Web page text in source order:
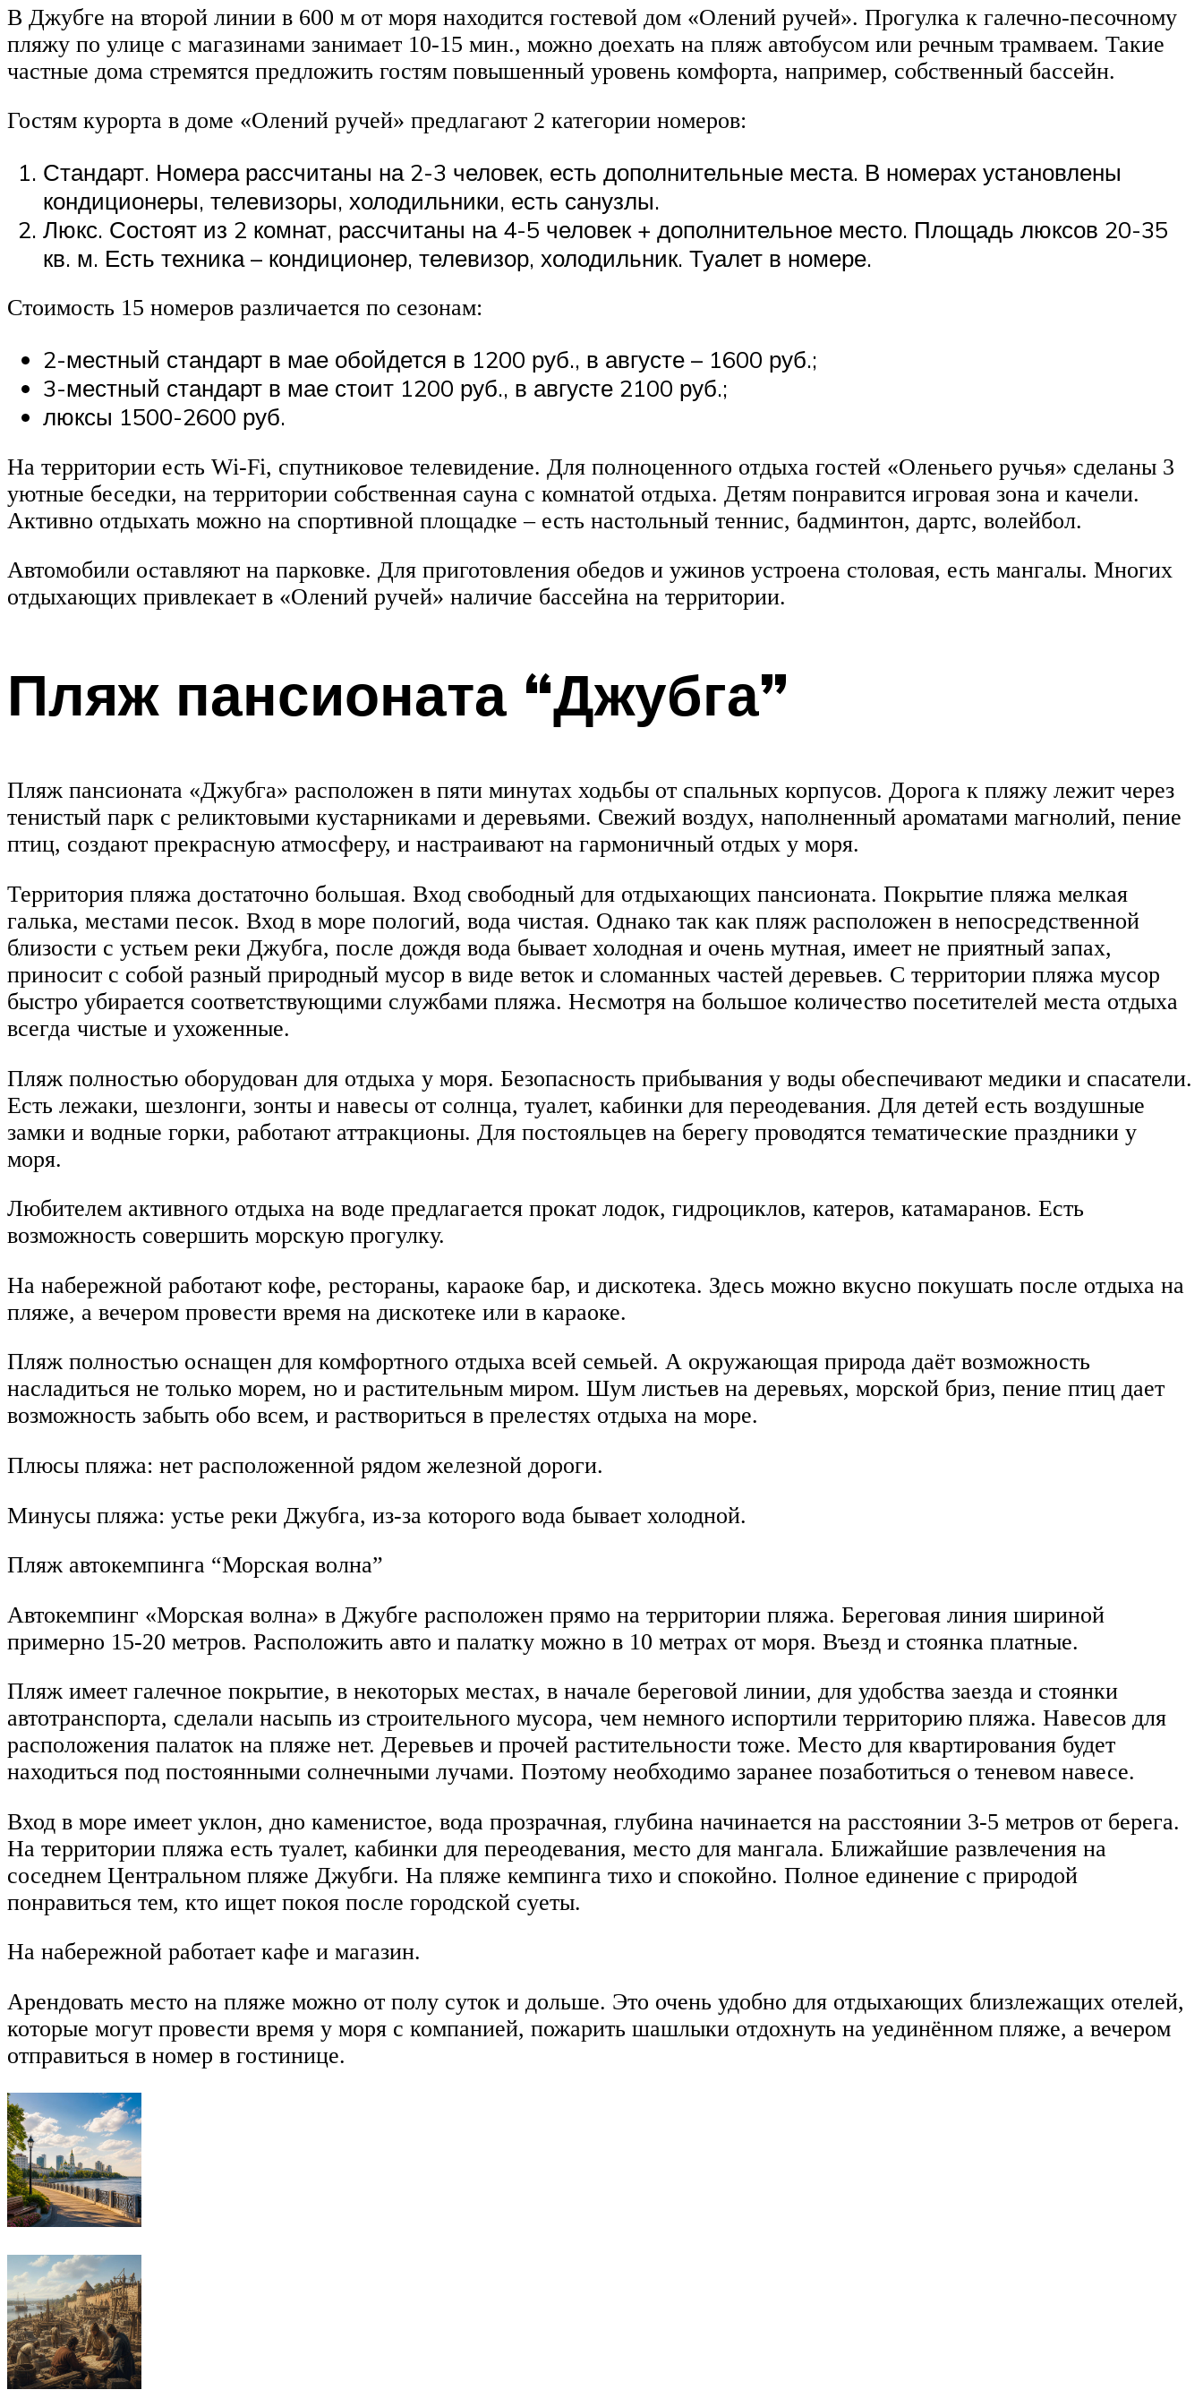
В Джубге на второй линии в 600 м от моря находится гостевой дом «Олений ручей». Прогулка к галечно-песочному
пляжу по улице с магазинами занимает 10-15 мин., можно доехать на пляж автобусом или речным трамваем. Такие
частные дома стремятся предложить гостям повышенный уровень комфорта, например, собственный бассейн.
Гостям курорта в доме «Олений ручей» предлагают 2 категории номеров:
Стандарт. Номера рассчитаны на 2-3 человек, есть дополнительные места. В номерах установлены
кондиционеры, телевизоры, холодильники, есть санузлы.
Люкс. Состоят из 2 комнат, рассчитаны на 4-5 человек + дополнительное место. Площадь люксов 20-35
кв. м. Есть техника – кондиционер, телевизор, холодильник. Туалет в номере.
Стоимость 15 номеров различается по сезонам:
2-местный стандарт в мае обойдется в 1200 руб., в августе – 1600 руб.;
3-местный стандарт в мае стоит 1200 руб., в августе 2100 руб.;
люксы 1500-2600 руб.
На территории есть Wi-Fi, спутниковое телевидение. Для полноценного отдыха гостей «Оленьего ручья» сделаны 3
уютные беседки, на территории собственная сауна с комнатой отдыха. Детям понравится игровая зона и качели.
Активно отдыхать можно на спортивной площадке – есть настольный теннис, бадминтон, дартс, волейбол.
Автомобили оставляют на парковке. Для приготовления обедов и ужинов устроена столовая, есть мангалы. Многих
отдыхающих привлекает в «Олений ручей» наличие бассейна на территории.
Пляж пансионата “Джубга”
Пляж пансионата «Джубга» расположен в пяти минутах ходьбы от спальных корпусов. Дорога к пляжу лежит через
тенистый парк с реликтовыми кустарниками и деревьями. Свежий воздух, наполненный ароматами магнолий, пение
птиц, создают прекрасную атмосферу, и настраивают на гармоничный отдых у моря.
Территория пляжа достаточно большая. Вход свободный для отдыхающих пансионата. Покрытие пляжа мелкая
галька, местами песок. Вход в море пологий, вода чистая. Однако так как пляж расположен в непосредственной
близости с устьем реки Джубга, после дождя вода бывает холодная и очень мутная, имеет не приятный запах,
приносит с собой разный природный мусор в виде веток и сломанных частей деревьев. С территории пляжа мусор
быстро убирается соответствующими службами пляжа. Несмотря на большое количество посетителей места отдыха
всегда чистые и ухоженные.
Пляж полностью оборудован для отдыха у моря. Безопасность прибывания у воды обеспечивают медики и спасатели.
Есть лежаки, шезлонги, зонты и навесы от солнца, туалет, кабинки для переодевания. Для детей есть воздушные
замки и водные горки, работают аттракционы. Для постояльцев на берегу проводятся тематические праздники у
моря.
Любителем активного отдыха на воде предлагается прокат лодок, гидроциклов, катеров, катамаранов. Есть
возможность совершить морскую прогулку.
На набережной работают кофе, рестораны, караоке бар, и дискотека. Здесь можно вкусно покушать после отдыха на
пляже, а вечером провести время на дискотеке или в караоке.
Пляж полностью оснащен для комфортного отдыха всей семьей. А окружающая природа даёт возможность
насладиться не только морем, но и растительным миром. Шум листьев на деревьях, морской бриз, пение птиц дает
возможность забыть обо всем, и раствориться в прелестях отдыха на море.
Плюсы пляжа: нет расположенной рядом железной дороги.
Минусы пляжа: устье реки Джубга, из-за которого вода бывает холодной.
Пляж автокемпинга “Морская волна”
Автокемпинг «Морская волна» в Джубге расположен прямо на территории пляжа. Береговая линия шириной
примерно 15-20 метров. Расположить авто и палатку можно в 10 метрах от моря. Въезд и стоянка платные.
Пляж имеет галечное покрытие, в некоторых местах, в начале береговой линии, для удобства заезда и стоянки
автотранспорта, сделали насыпь из строительного мусора, чем немного испортили территорию пляжа. Навесов для
расположения палаток на пляже нет. Деревьев и прочей растительности тоже. Место для квартирования будет
находиться под постоянными солнечными лучами. Поэтому необходимо заранее позаботиться о теневом навесе.
Вход в море имеет уклон, дно каменистое, вода прозрачная, глубина начинается на расстоянии 3-5 метров от берега.
На территории пляжа есть туалет, кабинки для переодевания, место для мангала. Ближайшие развлечения на
соседнем Центральном пляже Джубги. На пляже кемпинга тихо и спокойно. Полное единение с природой
понравиться тем, кто ищет покоя после городской суеты.
На набережной работает кафе и магазин.
Арендовать место на пляже можно от полу суток и дольше. Это очень удобно для отдыхающих близлежащих отелей,
которые могут провести время у моря с компанией, пожарить шашлыки отдохнуть на уединённом пляже, а вечером
отправиться в номер в гостинице.